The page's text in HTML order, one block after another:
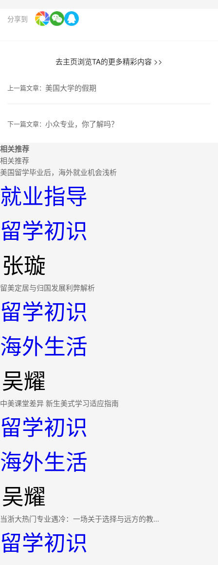
分享到
去主页浏览TA的更多精彩内容 >>
上一篇文章： 美国大学的假期
下一篇文章： 小众专业，你了解吗？
相关推荐
相关推荐
美国留学毕业后，海外就业机会浅析
就业指导
留学初识
张璇
留美定居与归国发展利弊解析
留学初识
海外生活
吴耀
中美课堂差异 新生美式学习适应指南
留学初识
海外生活
吴耀
当浙大热门专业遇冷：一场关于选择与远方的教...
留学初识